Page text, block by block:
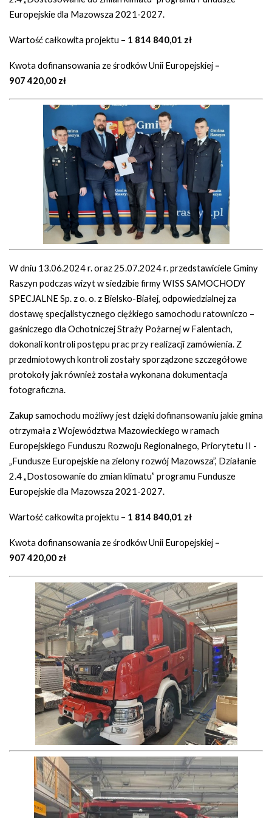
Europejskie dla Mazowsza 2021-2027.
Wartość całkowita projektu – 1 814 840,01 zł
Kwota dofinansowania ze środków Unii Europejskiej –
907 420,00 zł
W dniu 13.06.2024 r. oraz 25.07.2024 r. przedstawiciele Gminy
Raszyn podczas wizyt w siedzibie firmy WISS SAMOCHODY
SPECJALNE Sp. z o. o. z Bielsko-Białej, odpowiedzialnej za
dostawę specjalistycznego ciężkiego samochodu ratowniczo –
gaśniczego dla Ochotniczej Straży Pożarnej w Falentach,
dokonalikontroli postępu prac przy realizacji zamówienia. Z
przedmiotowych kontroli zostały sporządzone szczegółowe
protokoły jak również została wykonana dokumentacja
fotograficzna.
Zakup samochodu możliwy jest dzięki dofinansowaniu jakie gmina
otrzymała z Województwa Mazowieckiego w ramach
Europejskiego Funduszu Rozwoju Regionalnego, Priorytetu II -
„Fundusze Europejskie na zielony rozwój Mazowsza”, Działanie
2.4 „Dostosowanie do zmian klimatu” programu Fundusze
Europejskie dla Mazowsza 2021-2027.
Wartość całkowita projektu – 1 814 840,01 zł
Kwota dofinansowania ze środków Unii Europejskiej –
907 420,00 zł